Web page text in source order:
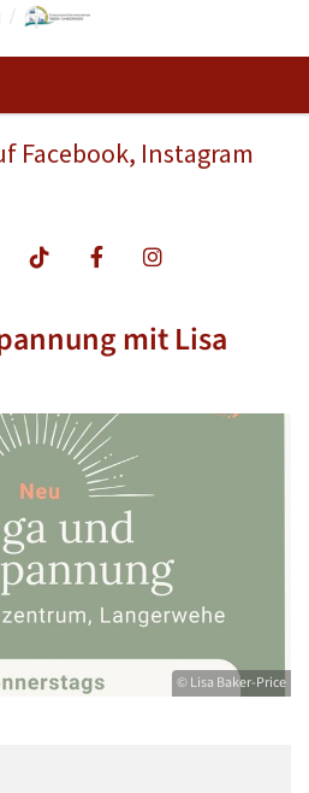
Facebook, Instagram
mit Lisa
© Lisa Baker-Price